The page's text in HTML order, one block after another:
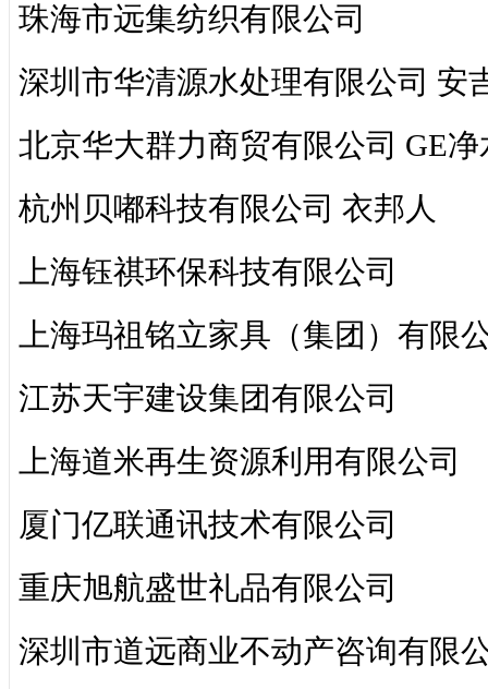
珠海市远集纺织有限公司
深圳市华清源水处理有限公司 安
北京华大群力商贸有限公司 GE
杭州贝嘟科技有限公司 衣邦人
上海钰祺环保科技有限公司
上海玛祖铭立家具（集团）有限
江苏天宇建设集团有限公司
上海道米再生资源利用有限公司
厦门亿联通讯技术有限公司
重庆旭航盛世礼品有限公司
深圳市道远商业不动产咨询有限